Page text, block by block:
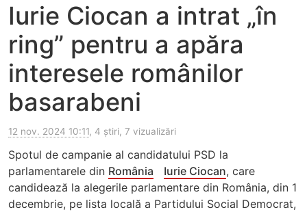
Iurie Ciocan a intrat „în
ring” pentru a apăra
interesele românilor
basarabeni
12 nov. 2024 10:11, 4 știri, 7 vizualizări
Spotul de campanie al candidatului PSD la
parlamentarele din România Iurie Ciocan, care
candidează la alegerile parlamentare din România, din 1
decembrie, pe lista locală a Partidului Social Democrat,